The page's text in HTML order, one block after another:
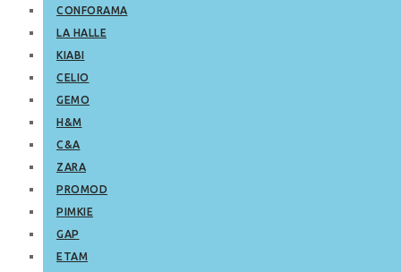
CONFORAMA
LA HALLE
KIABI
CELIO
GEMO
H&M
C&A
ZARA
PROMOD
PIMKIE
GAP
ETAM